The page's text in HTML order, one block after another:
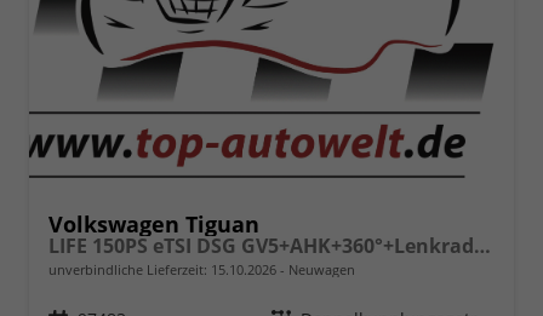
Volkswagen Tiguan
LIFE 150PS eTSI DSG GV5+AHK+360°+Lenkradheiz+IQ.Drive+ACC+App+eHeck+LED
unverbindliche Lieferzeit: 15.10.2026 Neuwagen